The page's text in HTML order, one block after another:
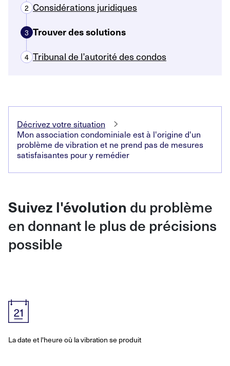
2 Considérations juridiques
3 Trouver des solutions
4 Tribunal de l’autorité des condos
Décrivez votre situation
Mon association condominiale est à l'origine d'un
problème de vibration et ne prend pas de mesures
satisfaisantes pour y remédier
Suivez l'évolution du problème
en donnant le plus de précisions
possible
La date et l'heure où la vibration se produit